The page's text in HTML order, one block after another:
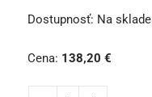
Dostupnosť: Na sklade
Cena: 138,20 €